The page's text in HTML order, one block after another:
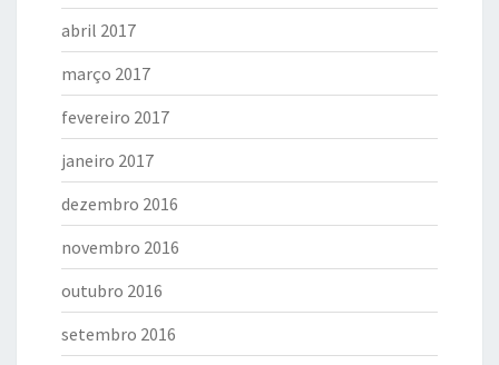
abril 2017
março 2017
fevereiro 2017
janeiro 2017
dezembro 2016
novembro 2016
outubro 2016
setembro 2016